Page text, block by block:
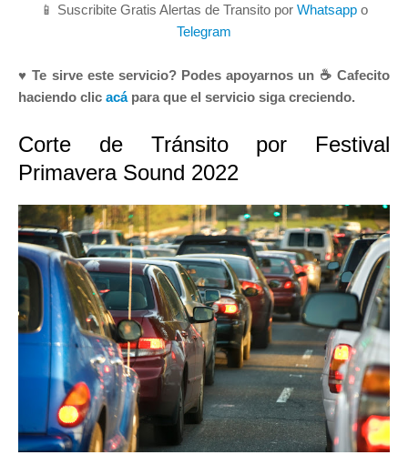
📱 Suscribite Gratis Alertas de Transito por Whatsapp o
Telegram
♥ Te sirve este servicio? Podes apoyarnos un ☕ Cafecito
haciendo clic acápara que el servicio siga creciendo.
Corte de Tránsito por Festival
Primavera Sound 2022